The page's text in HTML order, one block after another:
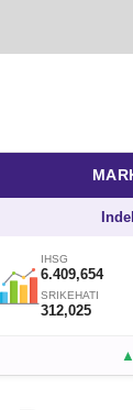
IHSG
6.409,654
SRIKEHATI
312,025